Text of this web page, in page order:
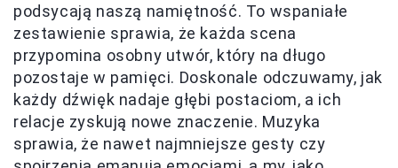
podsycają naszą namiętność. To wspaniałe
zestawienie sprawia, że każda scena
przypomina osobny utwór, który na długo
pozostaje w pamięci. Doskonale odczuwamy, jak
każdy dźwięk nadaje głębi postaciom, a ich
relacje zyskują nowe znaczenie. Muzyka
sprawia, że nawet najmniejsze gesty czy